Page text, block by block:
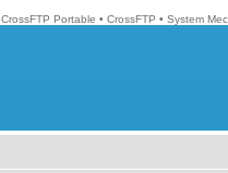
CrossFTP Portable • CrossFTP • System